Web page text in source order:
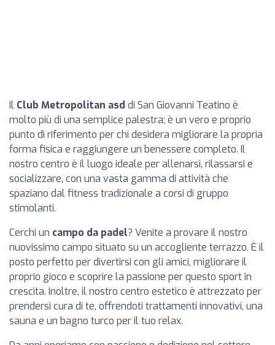
Il Club Metropolitan asd di San Giovanni Teatino è
molto più di una semplice palestra; è un vero e proprio
punto di riferimento per chi desidera migliorare la propria
forma fisica e raggiungere un benessere completo. Il
nostro centro è il luogo ideale per allenarsi, rilassarsi e
socializzare, con una vasta gamma di attività che
spaziano dal fitness tradizionale a corsi di gruppo
stimolanti.
Cerchi un campo da padel? Venite a provare il nostro
nuovissimo campo situato su un accogliente terrazzo. È il
posto perfetto per divertirsi con gli amici, migliorare il
proprio gioco e scoprire la passione per questo sport in
crescita. Inoltre, il nostro centro estetico è attrezzato per
prendersi cura di te, offrendoti trattamenti innovativi, una
sauna e un bagno turco per il tuo relax.